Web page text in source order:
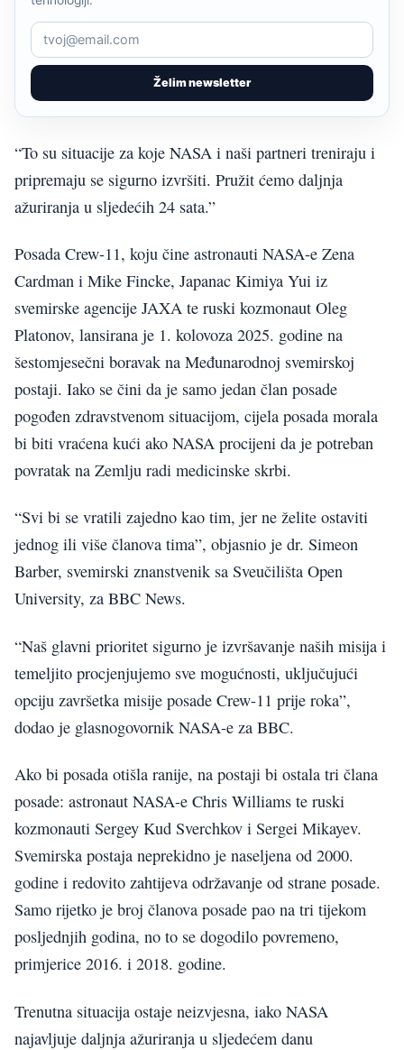
Želim newsletter
“To su situacije za koje NASA i naši partneri treniraju i
pripremaju se sigurno izvršiti. Pružit ćemo daljnja
ažuriranja u sljedećih 24 sata.”
Posada Crew-11, koju čine astronauti NASA-e Zena
Cardman i Mike Fincke, Japanac Kimiya Yui iz
svemirske agencije JAXA te ruski kozmonaut Oleg
Platonov, lansirana je 1. kolovoza 2025. godine na
šestomjesečni boravak na Međunarodnoj svemirskoj
postaji. Iako se čini da je samo jedan član posade
pogođen zdravstvenom situacijom, cijela posada morala
bi biti vraćena kući ako NASA procijeni da je potreban
povratak na Zemlju radi medicinske skrbi.
“Svi bi se vratili zajedno kao tim, jer ne želite ostaviti
jednog ili više članova tima”, objasnio je dr. Simeon
Barber, svemirski znanstvenik sa Sveučilišta Open
University, za BBC News.
“Naš glavni prioritet sigurno je izvršavanje naših misija i
temeljito procjenjujemo sve mogućnosti, uključujući
opciju završetka misije posade Crew-11 prije roka”,
dodao je glasnogovornik NASA-e za BBC.
Ako bi posada otišla ranije, na postaji bi ostala tri člana
posade: astronaut NASA-e Chris Williams te ruski
kozmonauti Sergey Kud Sverchkov i Sergei Mikayev.
Svemirska postaja neprekidno je naseljena od 2000.
godine i redovito zahtijeva održavanje od strane posade.
Samo rijetko je broj članova posade pao na tri tijekom
posljednjih godina, no to se dogodilo povremeno,
primjerice 2016. i 2018. godine.
Trenutna situacija ostaje neizvjesna, iako NASA
najavljuje daljnja ažuriranja u sljedećem danu